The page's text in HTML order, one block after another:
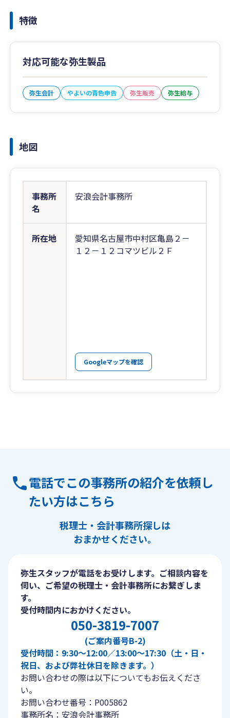
特徴
対応可能な弥生製品
弥生会計 やよいの青色申告 弥生販売 弥生給与
地図
事務所
名
安浪会計事務所
所在地
愛知県名古屋市中村区亀島２－
１２－１２コマツビル２Ｆ
Googleマップを確認
電話でこの事務所の紹介を依頼し
たい方はこちら
税理士・会計事務所探しは
おまかせください。
弥生スタッフが電話をお受けします。ご相談内容を
伺い、ご希望の税理士・会計事務所にお繋ぎしま
す。
受付時間内におかけください。
050-3819-7007
(ご案内番号B-2)
受付時間：9:30〜12:00／13:00〜17:30（土・日・
祝日、および弊社休日を除きます。）
お問い合わせの際は以下についてもお伝えくださ
い。
お問い合わせ番号：P005862
事務所名：安浪会計事務所